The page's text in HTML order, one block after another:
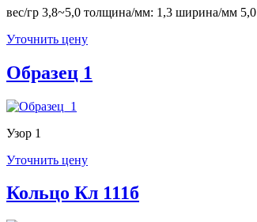
вес/гр 3,8~5,0 толщина/мм: 1,3 ширина/мм 5,0
Уточнить цену
Образец 1
Узор 1
Уточнить цену
Кольцо Кл 111б